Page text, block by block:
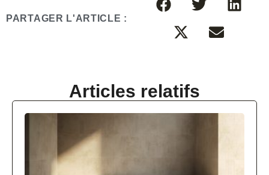
PARTAGER L'ARTICLE :
Articles relatifs